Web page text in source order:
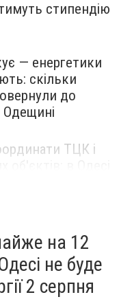
стипендію
— енергетики
скільки
до
Одещині
ТЦК і
на 12
не буде
2 серпня